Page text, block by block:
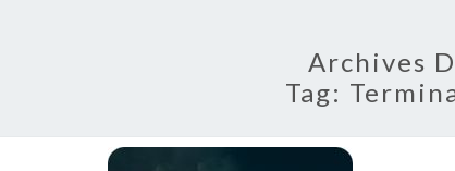
Archives
Tag: